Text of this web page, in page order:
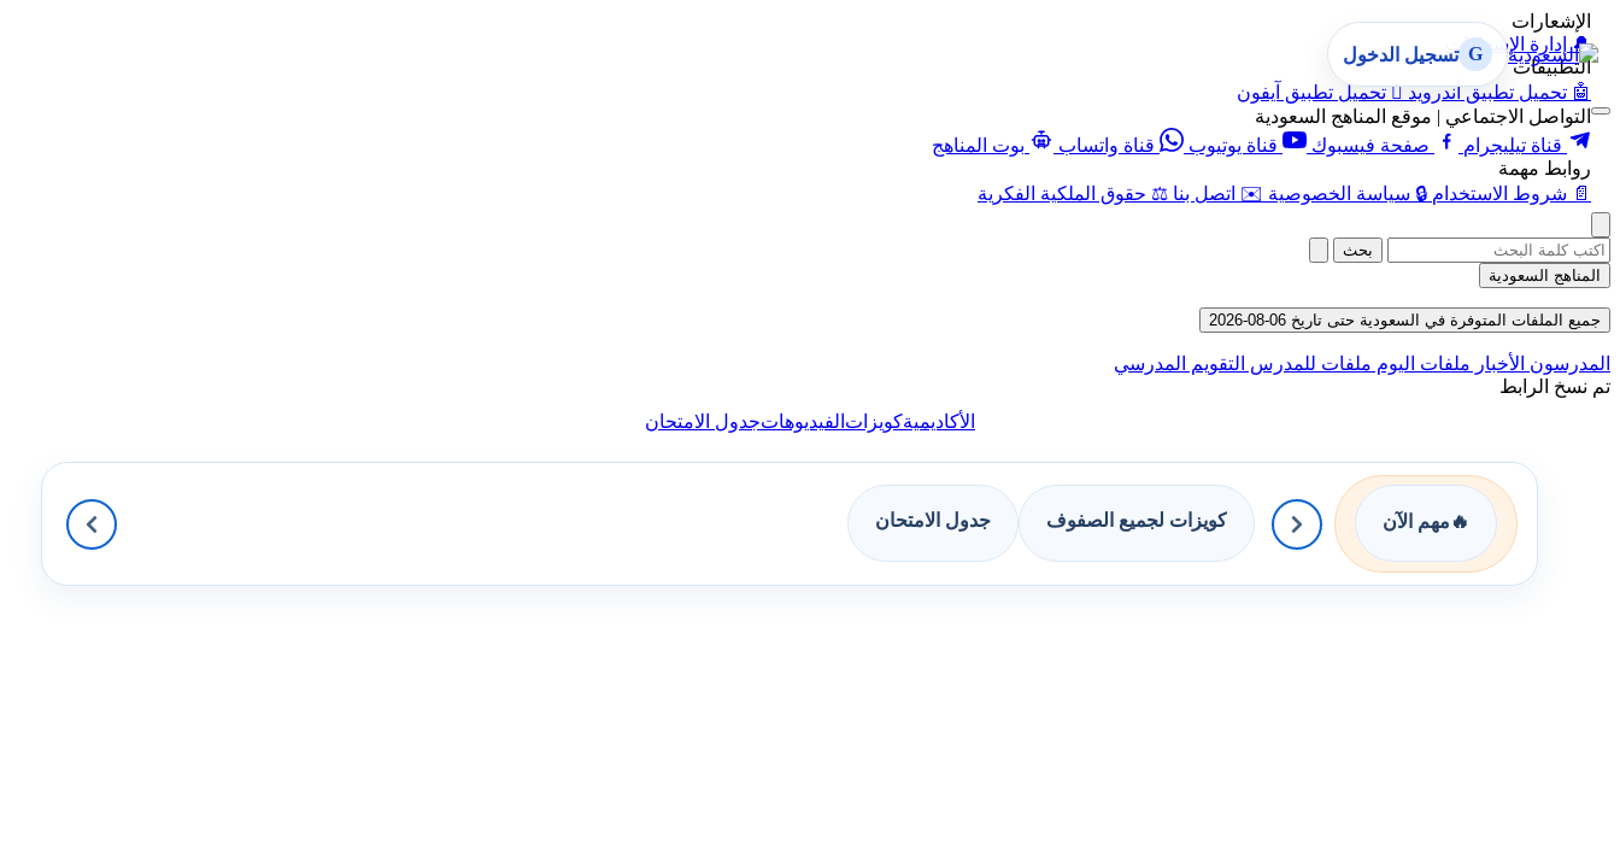
الإشعارات
🔔 إدارة الإشعارات
التطبيقات
🤖 تحميل تطبيق أندرويد  تحميل تطبيق آيفون
التواصل الاجتماعي | موقع المناهج السعودية
قناة تيليجرام
صفحة فيسبوك قناة يوتيوب قناة واتساب
بوت المناهج
روابط مهمة
📄 شروط الاستخدام 🔒 سياسة الخصوصية ✉️ اتصل بنا ⚖️ حقوق الملكية الفكرية
G تسجيل الدخول
بحث
المناهج السعودية
جميع الملفات المتوفرة في السعودية حتى تاريخ 06-08-2026
المدرسون الأخبار ملفات اليوم ملفات للمدرس التقويم المدرسي
تم نسخ الرابط
الأكاديميةكويزات الفيديوهاتجدول الامتحان
🔥 مهم الآن كويزات لجميع الصفوف جدول الامتحان